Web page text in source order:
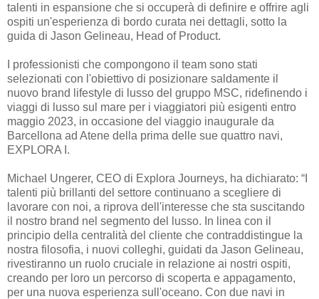
talenti in espansione che si occuperà di definire e offrire agli
ospiti un'esperienza di bordo curata nei dettagli, sotto la
guida di Jason Gelineau, Head of Product.
I professionisti che compongono il team sono stati
selezionati con l'obiettivo di posizionare saldamente il
nuovo brand lifestyle di lusso del gruppo MSC, ridefinendo i
viaggi di lusso sul mare per i viaggiatori più esigenti entro
maggio 2023, in occasione del viaggio inaugurale da
Barcellona ad Atene della prima delle sue quattro navi,
EXPLORA I.
Michael Ungerer, CEO di Explora Journeys, ha dichiarato: “I
talenti più brillanti del settore continuano a scegliere di
lavorare con noi, a riprova dell'interesse che sta suscitando
il nostro brand nel segmento del lusso. In linea con il
principio della centralità del cliente che contraddistingue la
nostra filosofia, i nuovi colleghi, guidati da Jason Gelineau,
rivestiranno un ruolo cruciale in relazione ai nostri ospiti,
creando per loro un percorso di scoperta e appagamento,
per una nuova esperienza sull'oceano. Con due navi in